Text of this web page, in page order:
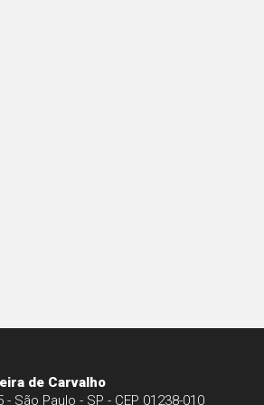
de Carvalho
- São Paulo - SP - CEP 01238-010